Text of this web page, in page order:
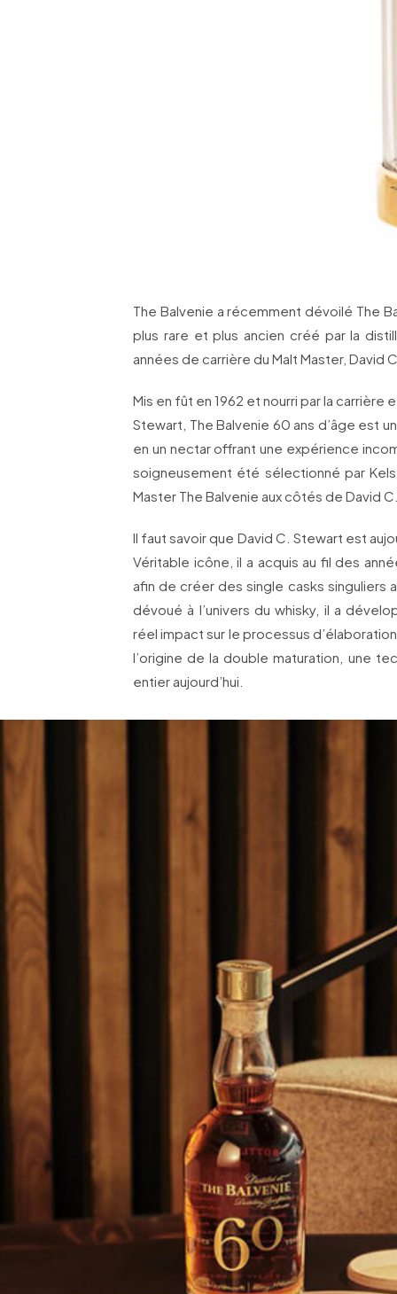
The Balvenie a récemment dévoilé The
plus rare et plus ancien créé par la
années de carrière du Malt Master, David
Mis en fût en 1962 et nourri par la
Stewart, The Balvenie 60 ans d’âge est
en un nectar offrant une expérience
soigneusement été sélectionné par
Master The Balvenie aux côtés de David
Il faut savoir que David C. Stewart est
Véritable icône, il a acquis au fil des
afin de créer des single casks singuliers
dévoué à l’univers du whisky, il a
réel impact sur le processus
l’origine de la double maturation, une
entier aujourd’hui.